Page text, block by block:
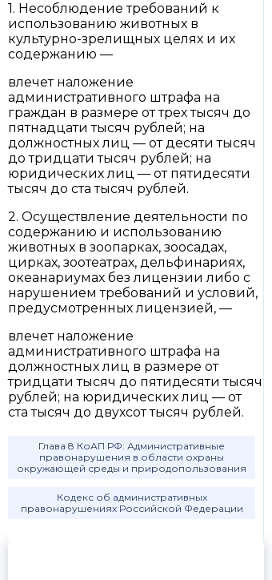
1. Несоблюдение требований к
использованию животных в
культурно-зрелищных целях и их
содержанию —
влечет наложение
административного штрафа на
граждан в размере от трех тысяч до
пятнадцати тысяч рублей; на
должностных лиц — от десяти тысяч
до тридцати тысяч рублей; на
юридических лиц — от пятидесяти
тысяч до ста тысяч рублей.
2. Осуществление деятельности по
содержанию и использованию
животных в зоопарках, зоосадах,
цирках, зоотеатрах, дельфинариях,
океанариумах без лицензии либо с
нарушением требований и условий,
предусмотренных лицензией, —
влечет наложение
административного штрафа на
должностных лиц в размере от
тридцати тысяч до пятидесяти тысяч
рублей; на юридических лиц — от
ста тысяч до двухсот тысяч рублей.
Глава 8 КоАП РФ: Административные
правонарушения в области охраны
окружающей среды и природопользования
Кодекс об административных
правонарушениях Российской Федерации